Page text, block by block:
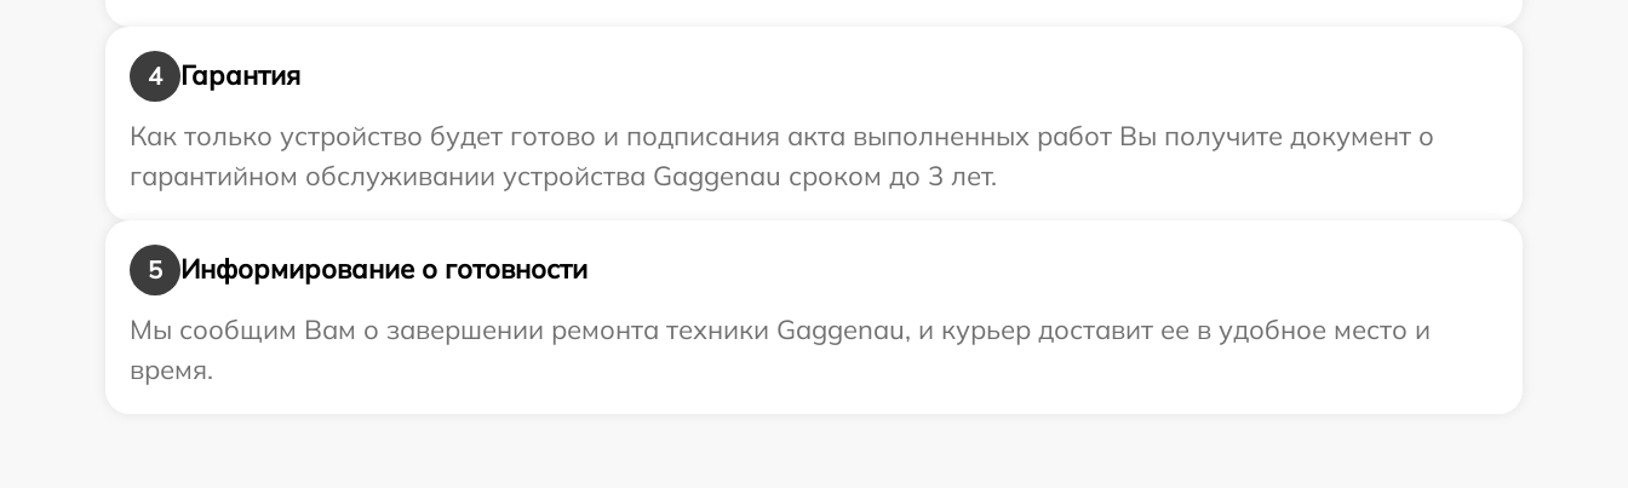
4
Гарантия
Как только устройство будет готово и подписания акта выполненных работ Вы получите документ о
гарантийном обслуживании устройства Gaggenau сроком до 3 лет.
5
Информирование о готовности
Мы сообщим Вам о завершении ремонта техники Gaggenau, и курьер доставит ее в удобное место и
время.